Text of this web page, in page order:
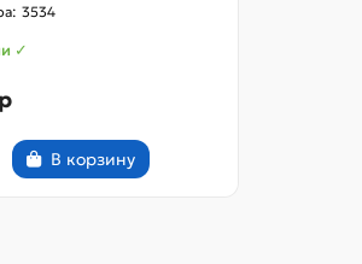
3534
✓
В корзину